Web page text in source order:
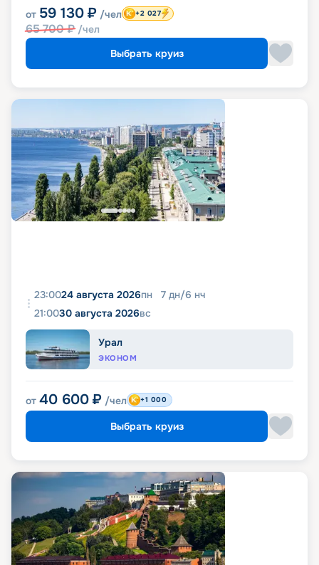
от 59 130 ₽ /чел
65 700₽ /чел
+2 027
Выбрать круиз
23:0024 августа 2026пн 7 дн/6 нч
21:0030 августа 2026вс
Урал
ЭКОНОМ
от 40 600 ₽ /чел +1 000
Выбрать круиз